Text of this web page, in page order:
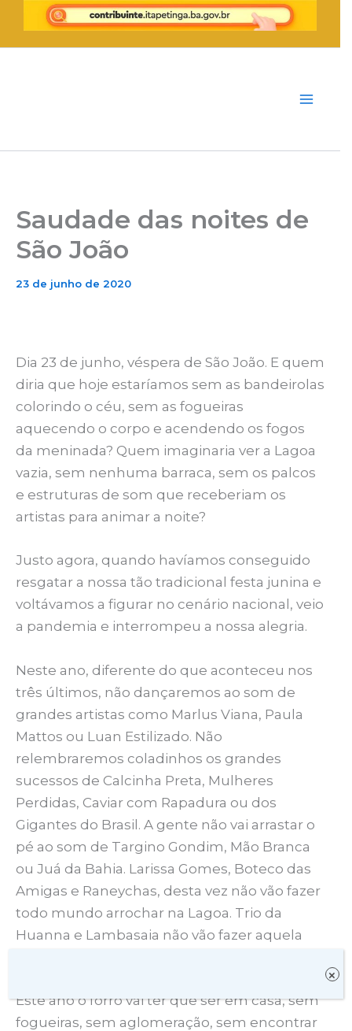
para
Saudade das noites de
São João
23 de junho de 2020
Dia 23 de junho, véspera de São João. E quem
diria que hoje estaríamos sem as bandeirolas
colorindo o céu, sem as fogueiras
aquecendo o corpo e acendendo os fogos
da meninada? Quem imaginaria ver a Lagoa
vazia, sem nenhuma barraca, sem os palcos
e estruturas de som que receberiam os
artistas para animar a noite?
Justo agora, quando havíamos conseguido
resgatar a nossa tão tradicional festa junina e
voltávamos a figurar no cenário nacional, veio
a pandemia e interrompeu a nossa alegria.
Neste ano, diferente do que aconteceu nos
três últimos, não dançaremos ao som de
grandes artistas como Marlus Viana, Paula
Mattos ou Luan Estilizado. Não
relembraremos coladinhos os grandes
sucessos de Calcinha Preta, Mulheres
Perdidas, Caviar com Rapadura ou dos
Gigantes do Brasil. A gente não vai arrastar o
pé ao som de Targino Gondim, Mão Branca
ou Juá da Bahia. Larissa Gomes, Boteco das
Amigas e Raneychas, desta vez não vão fazer
todo mundo arrochar na Lagoa. Trio da
Huanna e Lambasaia não vão fazer aquela
Este ano o forró vai ter que ser em casa, sem
fogueiras, sem aglomeração, sem encontrar
×